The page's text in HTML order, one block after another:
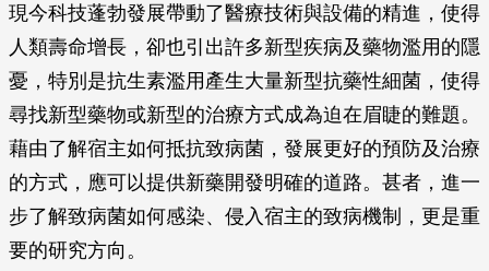
現今科技蓬勃發展帶動了醫療技術與設備的精進，使得
人類壽命增長，卻也引出許多新型疾病及藥物濫用的隱
憂，特別是抗生素濫用產生大量新型抗藥性細菌，使得
尋找新型藥物或新型的治療方式成為迫在眉睫的難題。
藉由了解宿主如何抵抗致病菌，發展更好的預防及治療
的方式，應可以提供新藥開發明確的道路。甚者，進一
步了解致病菌如何感染、侵入宿主的致病機制，更是重
要的研究方向。